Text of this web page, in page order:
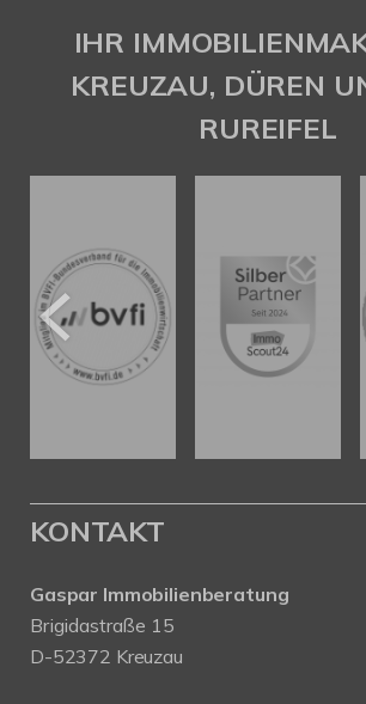
Gaspar Immobilienberatung
IHR
KREUZAU, DÜREN
RUREIFEL
KONTAKT
Gaspar Immobilienberatung
Brigidastraße 15
D-52372 Kreuzau